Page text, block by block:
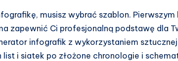
musisz wybrać szablon.
zapewnić Ci profesjonalną podstawę dla
infografik z wykorzystaniem
i siatek po złożone chronologie i